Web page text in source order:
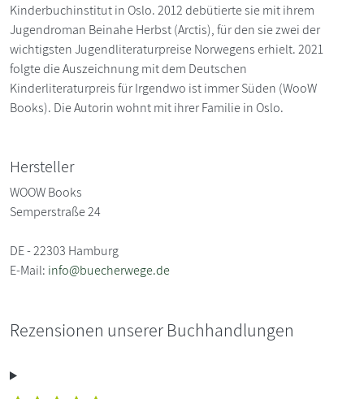
Kinderbuchinstitut in Oslo. 2012 debütierte sie mit ihrem
Jugendroman Beinahe Herbst (Arctis), für den sie zwei der
wichtigsten Jugendliteraturpreise Norwegens erhielt. 2021
folgte die Auszeichnung mit dem Deutschen
Kinderliteraturpreis für Irgendwo ist immer Süden (WooW
Books). Die Autorin wohnt mit ihrer Familie in Oslo.
Hersteller
WOOW Books
Semperstraße 24
DE - 22303 Hamburg
E-Mail: info@buecherwege.de
Rezensionen unserer Buchhandlungen